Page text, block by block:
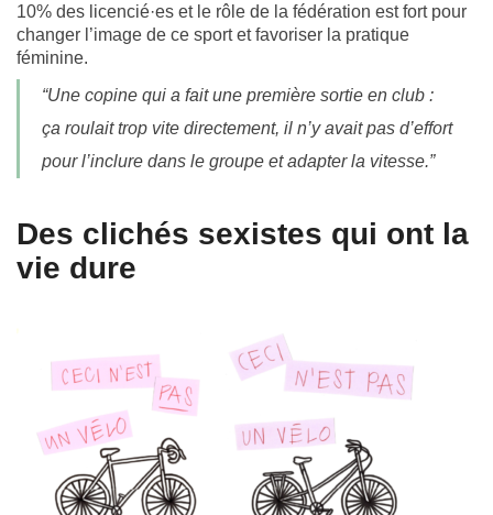
10% des licencié·es et le rôle de la fédération est fort pour
changer l’image de ce sport et favoriser la pratique
féminine.
“Une copine qui a fait une première sortie en club :
ça roulait trop vite directement, il n’y avait pas d’effort
pour l’inclure dans le groupe et adapter la vitesse.”
Des clichés sexistes qui ont la
vie dure